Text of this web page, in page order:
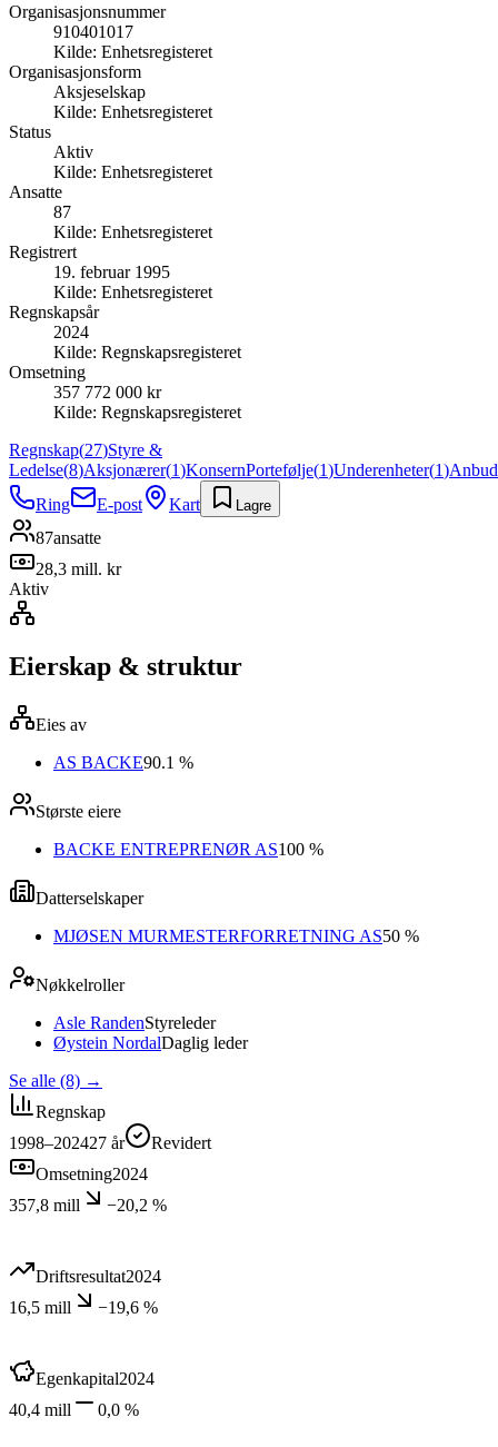
Organisasjonsnummer
910401017
Kilde: Enhetsregisteret
Organisasjonsform
Aksjeselskap
Kilde: Enhetsregisteret
Status
Aktiv
Kilde: Enhetsregisteret
Ansatte
87
Kilde: Enhetsregisteret
Registrert
19. februar 1995
Kilde: Enhetsregisteret
Regnskapsår
2024
Kilde: Regnskapsregisteret
Omsetning
357 772 000 kr
Kilde: Regnskapsregisteret
Regnskap(27)Styre &
Ledelse(8)Aksjonærer(1)KonsernPortefølje(1)Underenheter(1)Anbud
Ring
E-post Kart Lagre
87ansatte
28,3 mill. kr
Aktiv
Eierskap & struktur
Eies av
AS BACKE90.1 %
Største eiere
BACKE ENTREPRENØR AS100 %
Datterselskaper
MJØSEN MURMESTERFORRETNING AS50 %
Nøkkelroller
Asle RandenStyreleder
Øystein NordalDaglig leder
Se alle (8) →
Regnskap
1998–202427 år
Revidert
Omsetning2024
357,8 mill
−20,2 %
Driftsresultat2024
16,5 mill
−19,6 %
Egenkapital2024
40,4 mill
0,0 %